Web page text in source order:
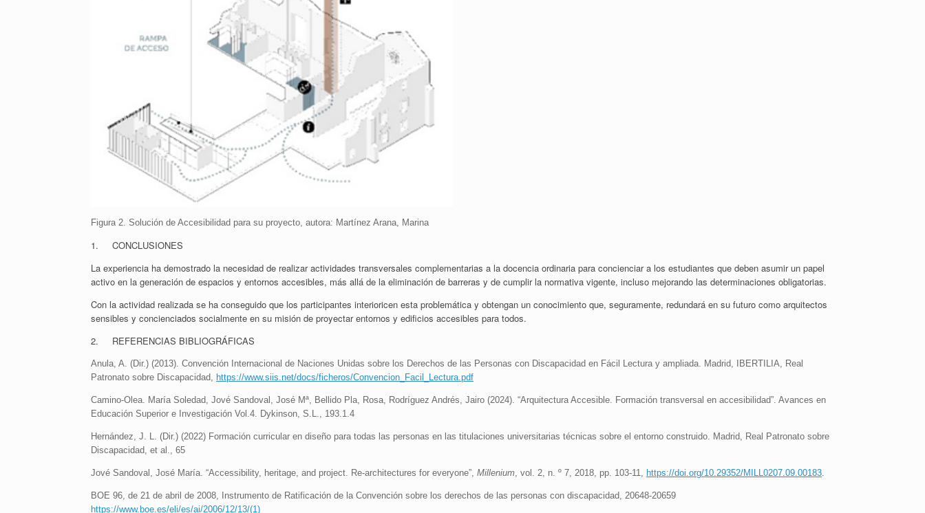
Figura 2. Solución de Accesibilidad para su proyecto, autora: Martínez Arana, Marina
1. CONCLUSIONES
La experiencia ha demostrado la necesidad de realizar actividades transversales complementarias a la docencia ordinaria para concienciar a los estudiantes que deben asumir un papel
activo en la generación de espacios y entornos accesibles, más allá de la eliminación de barreras y de cumplir la normativa vigente, incluso mejorando las determinaciones obligatorias.
Con la actividad realizada se ha conseguido que los participantes interioricen esta problemática y obtengan un conocimiento que, seguramente, redundará en su futuro como arquitectos
sensibles y concienciados socialmente en su misión de proyectar entornos y edificios accesibles para todos.
2. REFERENCIAS BIBLIOGRÁFICAS
Anula, A. (Dir.) (2013). Convención Internacional de Naciones Unidas sobre los Derechos de las Personas con Discapacidad en Fácil Lectura y ampliada. Madrid, IBERTILIA, Real
Patronato sobre Discapacidad,
https://www.siis.net/docs/ficheros/Convencion_Facil_Lectura.pdf
Camino-Olea. María Soledad, Jové Sandoval, José Mª, Bellido Pla, Rosa, Rodríguez Andrés, Jairo (2024). “Arquitectura Accesible. Formación transversal en accesibilidad”. Avances en
Educación Superior e Investigación Vol.4. Dykinson, S.L., 193.1.4
Hernández, J. L. (Dir.) (2022) Formación curricular en diseño para todas las personas en las titulaciones universitarias técnicas sobre el entorno construido. Madrid, Real Patronato sobre
Discapacidad, et al., 65
Jové Sandoval, José María. “Accessibility, heritage, and project. Re-architectures for everyone”, Millenium , vol. 2, n. º 7, 2018, pp. 103-11, https://doi.org/10.29352/MILL0207.09.00183
BOE 96, de 21 de abril de 2008, Instrumento de Ratificación de la Convención sobre los derechos de las personas con discapacidad, 20648-20659
https://www.boe.es/eli/es/ai/2006/12/13/(1)